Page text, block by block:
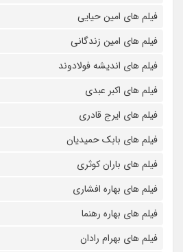
فیلم های امین حیایی
فیلم های امین زندگانی
فیلم های اندیشه فولادوند
فیلم های اکبر عبدی
فیلم های ایرج قادری
فیلم های بابک حمیدیان
فیلم های باران کوثری
فیلم های بهاره افشاری
فیلم های بهاره رهنما
فیلم های بهرام رادان